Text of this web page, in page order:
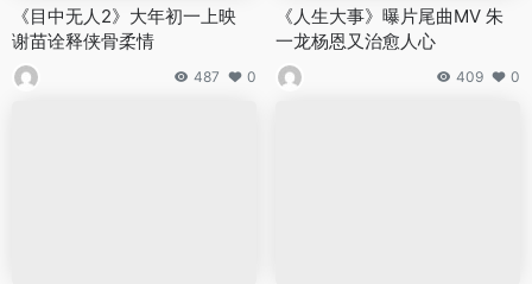
《目中无人2》大年初一上映
谢苗诠释侠骨柔情
487 0
《人生大事》曝片尾曲MV 朱
一龙杨恩又治愈人心
409 0